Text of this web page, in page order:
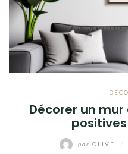
Décorer un
par OLIVE